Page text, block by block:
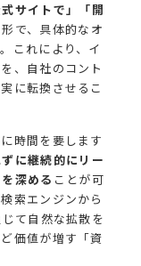
サイトで」「開
で、具体的なオ
これにより、イ
、自社のコント
に転換させるこ
時間を要します
に継続的にリー
深める ことが可
索エンジンから
て自然な拡散を
価値が増す「資